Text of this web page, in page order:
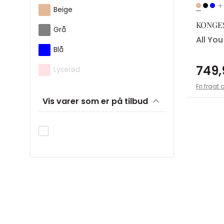
Beige
Grå
Blå
Lyserød
Vis varer som er på tilbud
All
Fri fragt